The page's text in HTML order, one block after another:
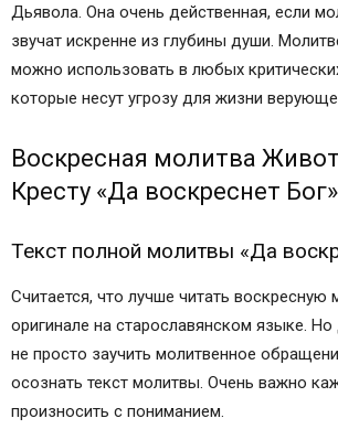
Молитва в Воскресенье
Воскресная молитва архангелам для
благословения в делах
Архангел Вараахиил
Смотрите также:
Журнал о звездах и астрологии
слышать благие вести
земных и небесных
Молитвы архангелу Уриилу
Икона Архангела Рафаила
Денежные аффирмации на каждый
Православные иконы и молитвы
Дьявола. Она очень действенная, если
звучат искренне из глубины души.
можно использовать в любых
которые несут угрозу для жизни
Воскресная молитва
Кресту «Да воскреснет Бог»
Текст полной молитвы «Да
Считается, что лучше читать воскресную
оригинале на старославянском языке. Но
не просто заучить молитвенное
осознать текст молитвы. Очень важно
произносить с пониманием.